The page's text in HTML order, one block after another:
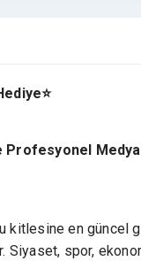
kitlesine en güncel
Siyaset, spor,